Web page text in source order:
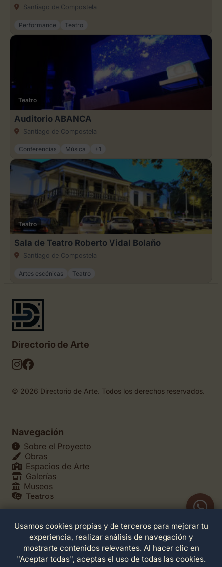
Santiago de Compostela
Performance Teatro
Teatro
Auditorio ABANCA
Santiago de Compostela
Conferencias Música +1
Teatro
Sala de Teatro Roberto Vidal Bolaño
Santiago de Compostela
Artes escénicas Teatro
Directorio de Arte
© 2026 Directorio de Arte. Todos los derechos reservados.
Navegación
Sobre el Proyecto
Obras
Espacios de Arte
Galerías
Museos
Teatros
Legales
Política de Privacidad
Política de Cookies
Configuración de Cookies
Usamos cookies propias y de terceros para mejorar tu
experiencia, realizar análisis de navegación y
mostrarte contenidos relevantes. Al hacer clic en
"Aceptar todas", aceptas el uso de todas las cookies.